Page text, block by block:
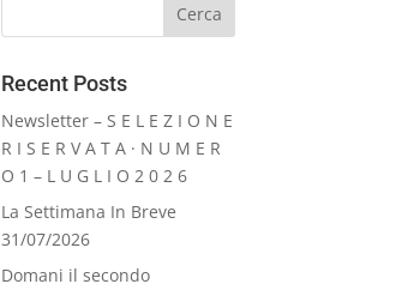
Recent Posts
Newsletter – S E L E Z I O N E
R I S E R V A T A · N U M E R
O 1 – L U G L I O 2 0 2 6
La Settimana In Breve
31/07/2026
Domani il secondo